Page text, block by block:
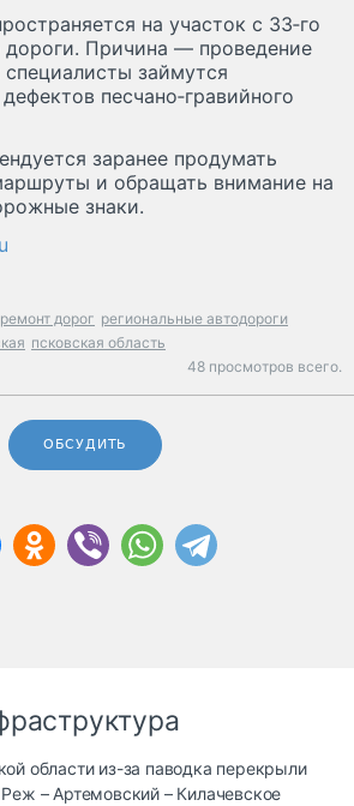
на участок с 33‑го
дороги. Причина — проведение
займутся
песчано‑гравийного
заранее продумать
и обращать внимание на
знаки.
ремонт дорог региональные автодороги
псковская область
48 просмотров всего.
ОБСУДИТЬ
области из-за паводка перекрыли
– Артемовский – Килачевское